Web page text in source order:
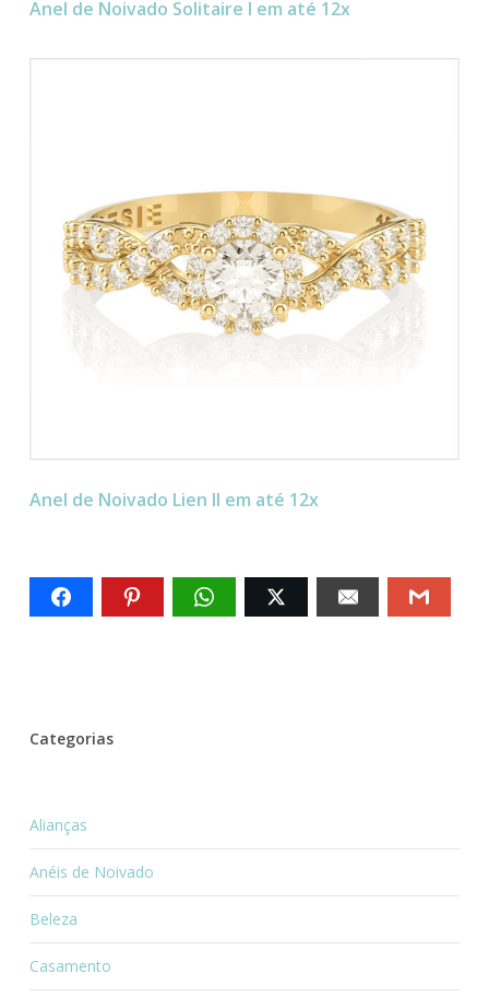
Anel de Noivado Solitaire I em até 12x
Anel de Noivado Lien II em até 12x
Categorias
Alianças
Anéis de Noivado
Beleza
Casamento